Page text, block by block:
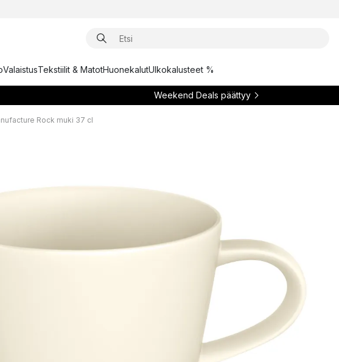
ValaistusTekstiilit & MatotHuonekalutUlkokalusteet %
Weekend Deals päättyy
Rock muki 37 cl